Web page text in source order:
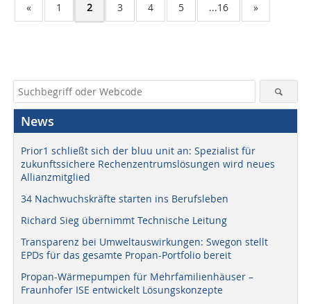
« 1 2 3 4 5 ...16 »
News
Prior1 schließt sich der bluu unit an: Spezialist für
zukunftssichere Rechenzentrumslösungen wird neues
Allianzmitglied
34 Nachwuchskräfte starten ins Berufsleben
Richard Sieg übernimmt Technische Leitung
Transparenz bei Umweltauswirkungen: Swegon stellt
EPDs für das gesamte Propan-Portfolio bereit
Propan-Wärmepumpen für Mehrfamilienhäuser –
Fraunhofer ISE entwickelt Lösungskonzepte